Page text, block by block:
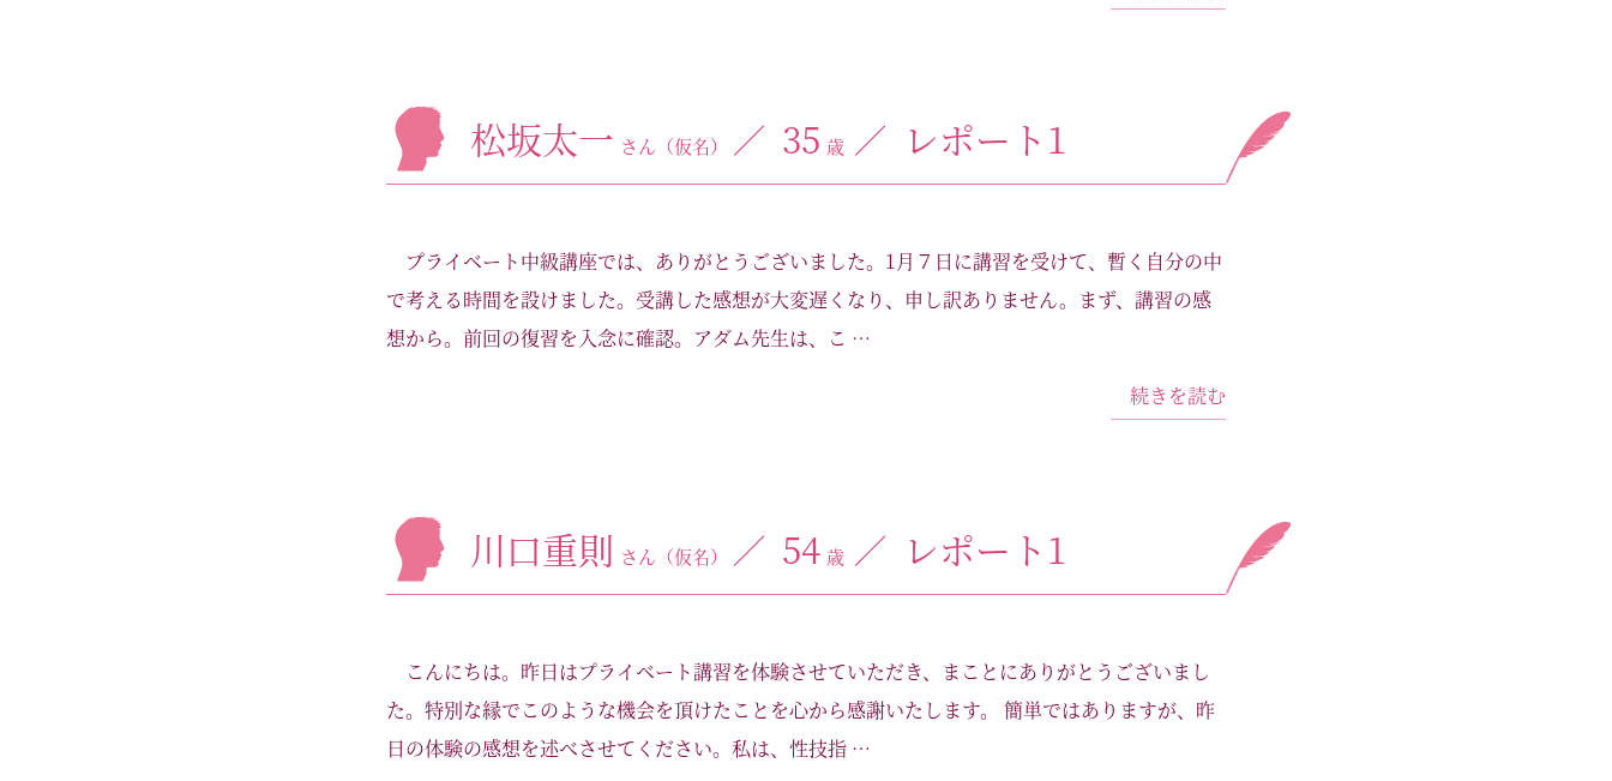
松坂太一 さん（仮名） 35 歳 レポート1
プライベート中級講座では、ありがとうございました。1月７日に講習を受けて、暫く自分の中
で考える時間を設けました。受講した感想が大変遅くなり、申し訳ありません。まず、講習の感
想から。前回の復習を入念に確認。アダム先生は、こ …
続きを読む
川口重則 さん（仮名） 54 歳 レポート1
こんにちは。昨日はプライベート講習を体験させていただき、まことにありがとうございまし
た。特別な縁でこのような機会を頂けたことを心から感謝いたします。 簡単ではありますが、昨
日の体験の感想を述べさせてください。私は、性技指 …